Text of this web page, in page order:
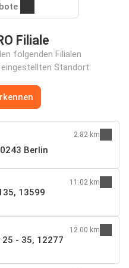
Filiale
folgenden Filialen
Standort:
Berlin
2.82 km
13599
11.02 km
25 - 35, 12277
12.00 km